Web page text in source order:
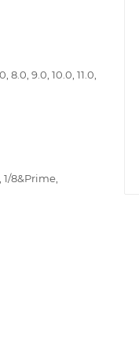
9.0, 10.0, 11.0,
8&Prime,